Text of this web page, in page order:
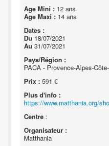
Age Mini : 12 ans
Age Maxi : 14 ans
Dates :
Du 18/07/2021
Au 31/07/2021
Pays/Région :
PACA - Provence-Alpes-
Prix : 591 €
Plus d'info :
https://www.matthania.org/
Centre :
Organisateur :
Matthania